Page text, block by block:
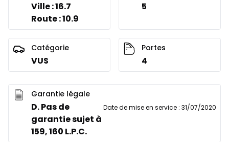
Ville : 16.7
Route : 10.9
5
Catégorie
VUS
Portes
4
Garantie légale
D. Pas de
garantie sujet à
159, 160 L.P.C.
Date de mise en service : 31/07/2020